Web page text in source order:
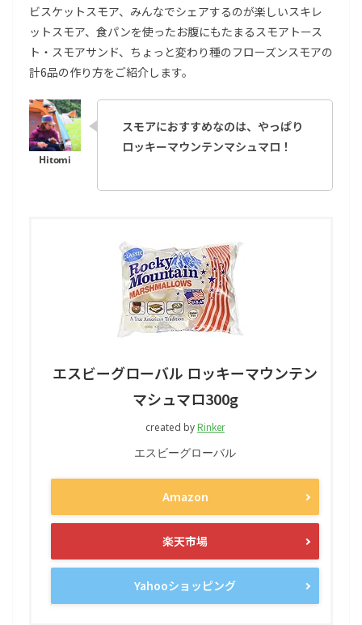
ビスケットスモア、みんなでシェアするのが楽しいスキレ
ットスモア、食パンを使ったお腹にもたまるスモアトース
ト・スモアサンド、ちょっと変わり種のフローズンスモアの
計6品の作り方をご紹介します。
スモアにおすすめなのは、やっぱり
ロッキーマウンテンマシュマロ！
エスビーグローバル ロッキーマウンテン
マシュマロ300g
created byRinker
エスビーグローバル
Amazon
楽天市場
Yahooショッピング